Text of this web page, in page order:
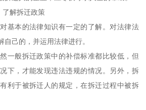
了解拆迁政策
基本的法律知识有一定的了解。对法律法
己的，并运用法律进行。
一般拆迁政策中的补偿标准都比较低，但
下，才能发现违法违规的情况。另外，拆
利于被拆迁人的规定，在拆迁过程中被拆